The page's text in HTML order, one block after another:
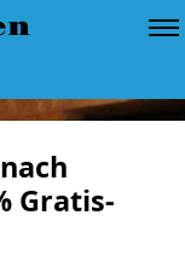
Gratis-